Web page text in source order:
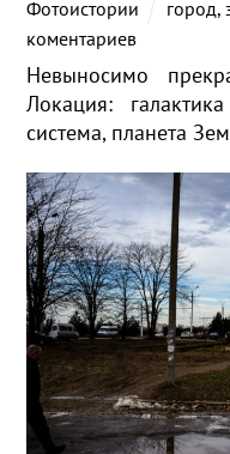
Фотоистории город,
коментариев
Невыносимо
Локация:
система, планета